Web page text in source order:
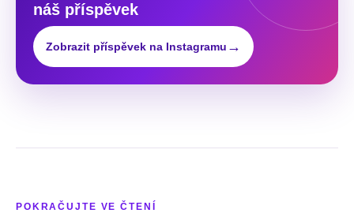
náš příspěvek
Zobrazit příspěvek na Instagramu →
POKRAČUJTE VE ČTENÍ